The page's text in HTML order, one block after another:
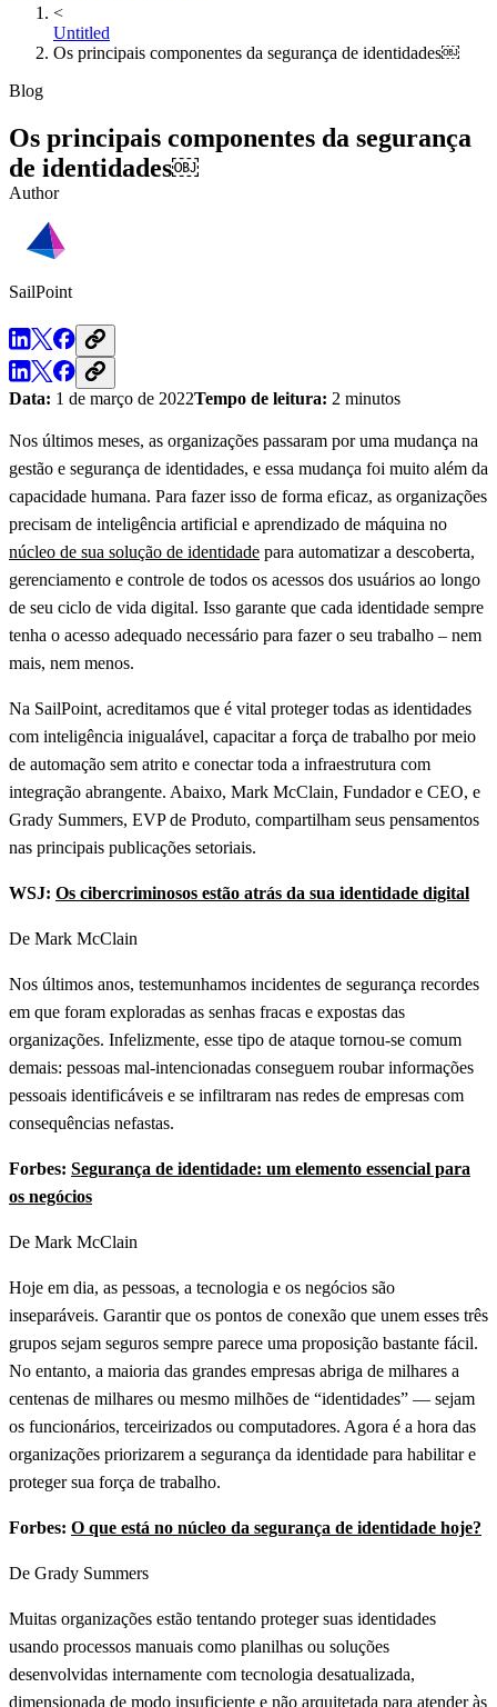
<
Untitled
Os principais componentes da segurança de identidades￼
Blog
Os principais componentes da segurança
de identidades￼
Author
SailPoint
Data: 1 de março de 2022Tempo de leitura: 2 minutos
Nos últimos meses, as organizações passaram por uma mudança na
gestão e segurança de identidades, e essa mudança foi muito além da
capacidade humana. Para fazer isso de forma eficaz, as organizações
precisam de inteligência artificial e aprendizado de máquina no
núcleo de sua solução de identidade para automatizar a descoberta,
gerenciamento e controle de todos os acessos dos usuários ao longo
de seu ciclo de vida digital. Isso garante que cada identidade sempre
tenha o acesso adequado necessário para fazer o seu trabalho – nem
mais, nem menos.
Na SailPoint, acreditamos que é vital proteger todas as identidades
com inteligência inigualável, capacitar a força de trabalho por meio
de automação sem atrito e conectar toda a infraestrutura com
integração abrangente. Abaixo, Mark McClain, Fundador e CEO, e
Grady Summers, EVP de Produto, compartilham seus pensamentos
nas principais publicações setoriais.
WSJ: Os cibercriminosos estão atrás da sua identidade digital
De Mark McClain
Nos últimos anos, testemunhamos incidentes de segurança recordes
em que foram exploradas as senhas fracas e expostas das
organizações. Infelizmente, esse tipo de ataque tornou-se comum
demais: pessoas mal-intencionadas conseguem roubar informações
pessoais identificáveis e se infiltraram nas redes de empresas com
consequências nefastas.
Forbes: Segurança de identidade: um elemento essencial para
os negócios
De Mark McClain
Hoje em dia, as pessoas, a tecnologia e os negócios são
inseparáveis. Garantir que os pontos de conexão que unem esses três
grupos sejam seguros sempre parece uma proposição bastante fácil.
No entanto, a maioria das grandes empresas abriga de milhares a
centenas de milhares ou mesmo milhões de “identidades” — sejam
os funcionários, terceirizados ou computadores. Agora é a hora das
organizações priorizarem a segurança da identidade para habilitar e
proteger sua força de trabalho.
Forbes: O que está no núcleo da segurança de identidade hoje?
De Grady Summers
Muitas organizações estão tentando proteger suas identidades
usando processos manuais como planilhas ou soluções
desenvolvidas internamente com tecnologia desatualizada,
dimensionada de modo insuficiente e não arquitetada para atender às